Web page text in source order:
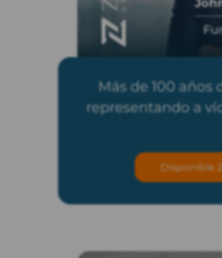
Más de 100
representando a
Disponible